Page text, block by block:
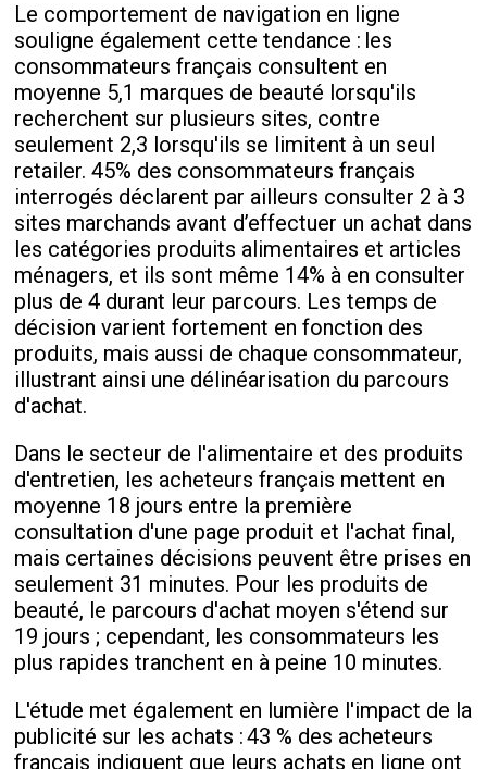
Le comportement de navigation en ligne
souligne également cette tendance : les
consommateurs français consultent en
moyenne 5,1 marques de beauté lorsqu'ils
recherchent sur plusieurs sites, contre
seulement 2,3 lorsqu'ils se limitent à un seul
retailer.45% des consommateurs français
interrogés déclarent par ailleurs consulter 2 à 3
sites marchands avant d’effectuer un achat dans
les catégories produits alimentaires et articles
ménagers, et ils sont même 14% à en consulter
plus de 4 durant leur parcours. Les temps de
décision varient fortement en fonction des
produits, mais aussi de chaque consommateur,
illustrant ainsi une délinéarisation du parcours
d'achat.
Dans le secteur de l'alimentaire et des produits
d'entretien, les acheteurs français mettent en
moyenne 18 jours entre la première
consultation d'une page produit et l'achat final,
mais certaines décisions peuvent être prises en
seulement 31 minutes. Pour les produits de
beauté, le parcours d'achat moyen s'étend sur
19 jours ; cependant, les consommateurs les
plus rapides tranchent en à peine 10 minutes.
L'étude met également en lumière l'impact de la
publicité sur les achats :43 % des acheteurs
français indiquent que leurs achats en ligne ont